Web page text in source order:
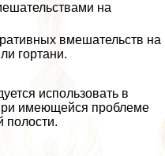
на
вмешательств на
гортани.
использовать в
имеющейся проблеме
полости.